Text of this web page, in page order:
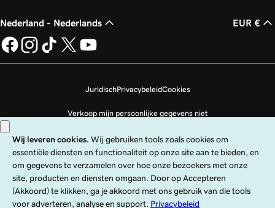
Nederland - Nederlands EUR €
JuridischPrivacybeleidCookies
Verkoop mijn persoonlijke gegevens niet
Copyright © 1999 - 2026 GoDaddy Operating Company, LLC. Alle rechten
voorbehouden. Het GoDaddy-woordmerk is een geregistreerd handelsmerk
van GoDaddy Operating Company, LLC in de VS en andere landen. Het logo
‘GO‘ is een geregistreerd handelsmerk van GoDaddy.com, LLC in de VS.
Voor het gebruik van deze site gelden uitdrukkelijke gebruiksvoorwaarden.